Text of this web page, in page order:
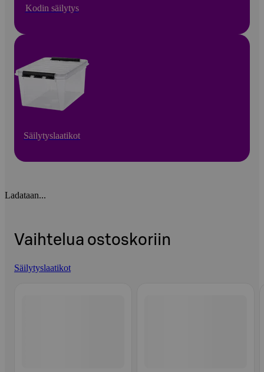
Kodin säilytys
Säilytyslaatikot
Ladataan...
Vaihtelua ostoskoriin
Säilytyslaatikot